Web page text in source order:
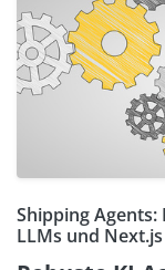
Shipping Agents:
LLMs und Next.js